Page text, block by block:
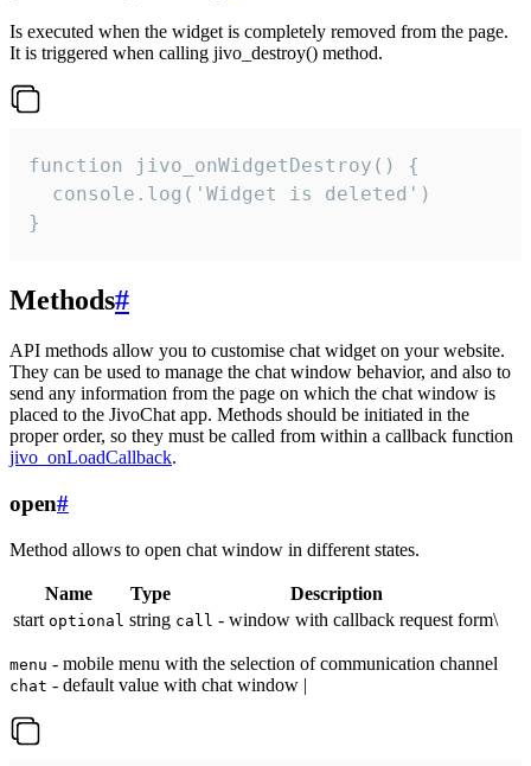
Is executed when the widget is completely removed from the page.
It is triggered when calling jivo_destroy() method.
function jivo_onWidgetDestroy() {
  console.log('Widget is deleted')
}
Methods#
API methods allow you to customise chat widget on your website.
They can be used to manage the chat window behavior, and also to
send any information from the page on which the chat window is
placed to the JivoChat app. Methods should be initiated in the
proper order, so they must be called from within a callback function
jivo_onLoadCallback.
open#
Method allows to open chat window in different states.
Name Type
Description
start optional string call - window with callback request form\
menu - mobile menu with the selection of communication channel
chat - default value with chat window |